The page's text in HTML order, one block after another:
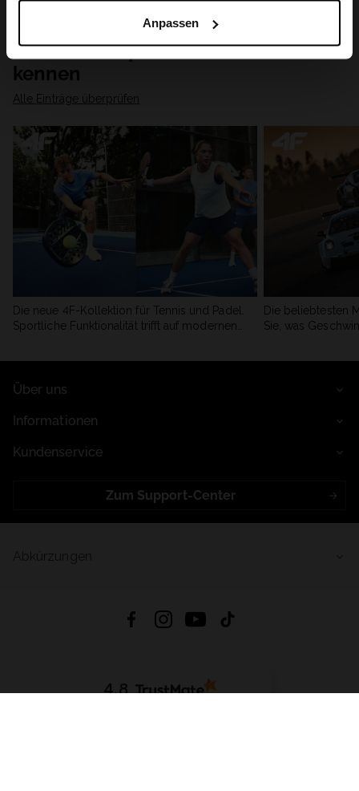
Anpassen
Lernen Sie Sport von Grund auf
kennen
Alle Einträge überprüfen
Die neue 4F-Kollektion für Tennis und Padel.
Sportliche Funktionalität trifft auf modernen
Die beliebtesten
Sie, was
Über uns
Informationen
Kundenservice
Zum Support-Center
4.8